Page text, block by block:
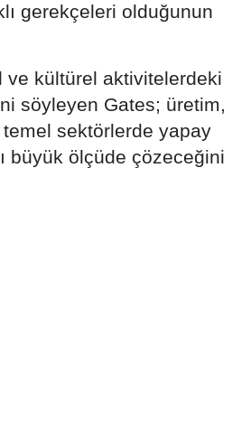
gerekçeleri olduğunun
ve kültürel aktivitelerdeki
söyleyen Gates; üretim,
temel sektörlerde yapay
büyük ölçüde çözeceğini